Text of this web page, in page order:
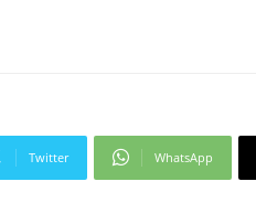
Twitter WhatsApp